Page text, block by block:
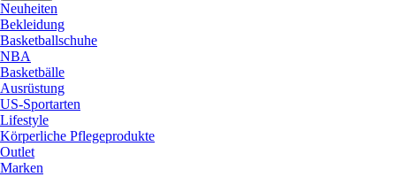
Neuheiten
Bekleidung
Basketballschuhe
NBA
Basketbälle
Ausrüstung
US-Sportarten
Lifestyle
Körperliche Pflegeprodukte
Outlet
Marken